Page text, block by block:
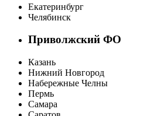
Екатеринбург
Челябинск
Приволжский ФО
Казань
Нижний Новгород
Набережные Челны
Пермь
Самара